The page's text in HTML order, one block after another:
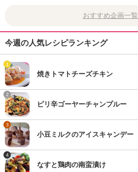
おすすめ企画一覧
今週の人気レシピランキング
1
焼きトマトチーズチキン
2
ピリ辛ゴーヤーチャンプルー
3
小豆ミルクのアイスキャンデー
4
なすと鶏肉の南蛮漬け